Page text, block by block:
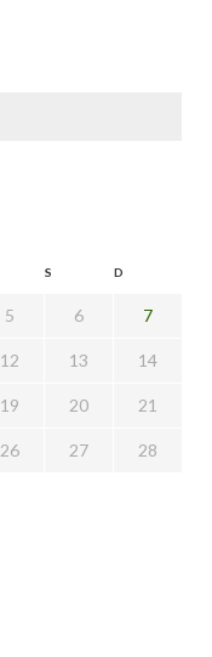
S D
5 6 7
12 13 14
19 20 21
26 27 28